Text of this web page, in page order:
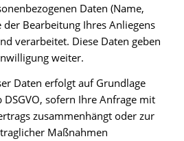
Daten (Name,
der Bearbeitung Ihres Anliegens
verarbeitet. Diese Daten geben
weiter.
Daten erfolgt auf Grundlage
sofern Ihre Anfrage mit
zusammenhängt oder zur
Maßnahmen